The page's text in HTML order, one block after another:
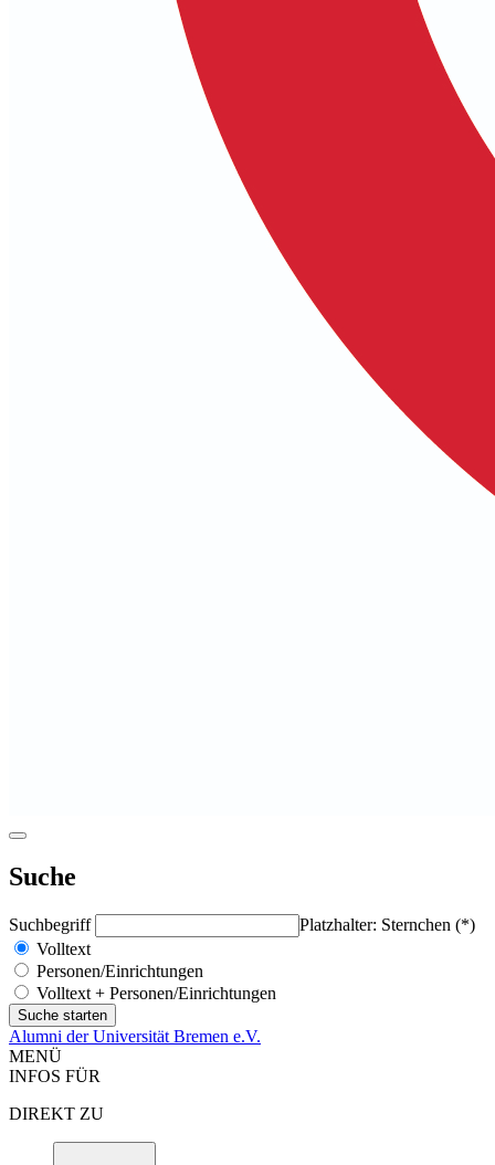
Suche
Suchbegriff
Platzhalter: Sternchen (*)
Volltext
Personen/Einrichtungen
Volltext + Personen/Einrichtungen
Alumni der Universität Bremen e.V.
MENÜ
INFOS FÜR
DIREKT ZU